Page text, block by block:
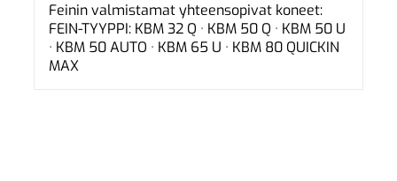
Feinin valmistamat yhteensopivat koneet:
FEIN-TYYPPI: KBM 32 Q · KBM 50 Q · KBM 50 U
· KBM 50 AUTO · KBM 65 U · KBM 80 QUICKIN
MAX